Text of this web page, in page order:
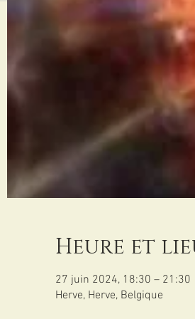
Heure et
27 juin 2024, 18:30 – 21:30
Herve, Herve, Belgique